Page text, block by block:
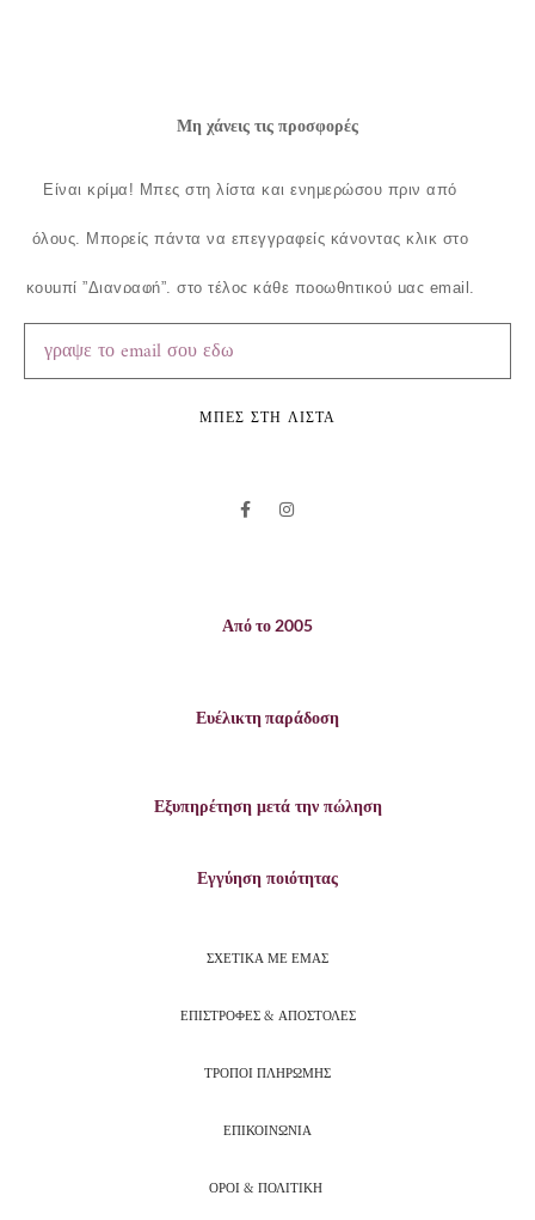
Μη χάνεις τις προσφορές
Είναι κρίμα! Μπες στη λίστα και ενημερώσου πριν από
όλους. Μπορείς πάντα να επεγγραφείς κάνοντας κλικ στο
κουμπί ”Διαγραφή”, στο τέλος κάθε προωθητικού μας email.
ΜΠΕΣ ΣΤΗ ΛΙΣΤΑ
Από το 2005
Ευέλικτη παράδοση
Εξυπηρέτηση μετά την πώληση
Εγγύηση ποιότητας
ΣΧΕΤΙΚΑ ΜΕ ΕΜΑΣ
ΕΠΙΣΤΡΟΦΕΣ & ΑΠΟΣΤΟΛΕΣ
ΤΡΟΠΟΙ ΠΛΗΡΩΜΗΣ
ΕΠΙΚΟΙΝΩΝΙΑ
ΟΡΟΙ & ΠΟΛΙΤΙΚΗ